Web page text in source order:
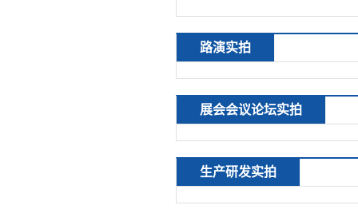
路演实拍
展会会议论坛实拍
生产研发实拍